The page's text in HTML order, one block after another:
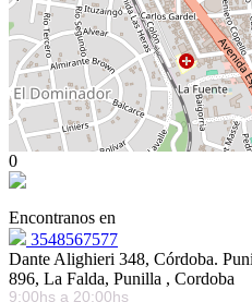
0
Encontranos en
3548567577
Dante Alighieri 348, Córdoba.
896, La Falda, Punilla , Cordoba
9:00hs a 20:00hs